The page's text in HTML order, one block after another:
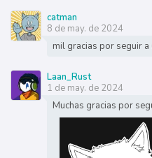
catman
8 de may. de 2024
mil gracias por seguir a
Laan_Rust
1 de may. de 2024
Muchas gracias por